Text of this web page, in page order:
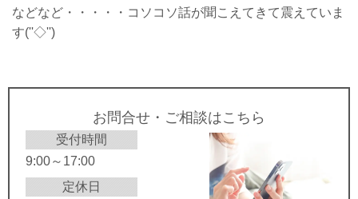
などなど・・・・・コソコソ話が聞こえてきて震えていま
す(''◇'')ゞ
お問合せ・ご相談はこちら
受付時間
9:00～17:00
定休日